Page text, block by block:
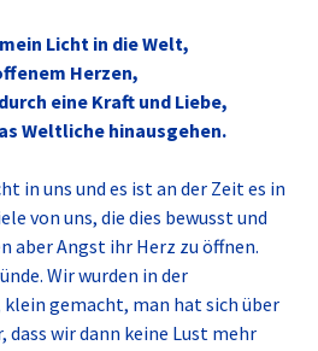
Licht in die Welt,
Herzen,
eine Kraft und Liebe,
Weltliche hinausgehen.
in uns und es ist an der Zeit es in
von uns, die dies bewusst und
aber Angst ihr Herz zu öffnen.
Wir wurden in der
gemacht, man hat sich über
wir dann keine Lust mehr